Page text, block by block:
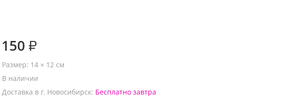
₽
Размер: 14 × 12 см
В наличии
Доставка в г. Новосибирск: Бесплатно завтра